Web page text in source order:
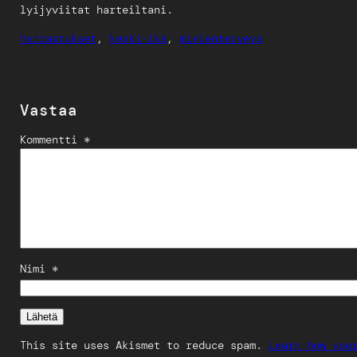
lyijyviitat harteiltani.
harrastukset , keski-ikä , mielenterveys
Vastaa
Kommentti *
Nimi *
This site uses Akismet to reduce spam. Learn how